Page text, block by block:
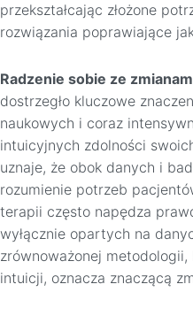
przekształcając złożone
rozwiązania poprawiające
Radzenie sobie ze
dostrzegło kluczowe
naukowych i coraz
intuicyjnych zdolności
uznaje, że obok danych i
rozumienie potrzeb
terapii często napędza
wyłącznie opartych na
zrównoważonej
intuicji, oznacza znaczącą